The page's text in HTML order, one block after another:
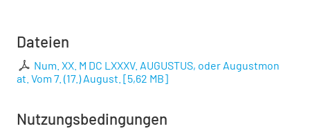
Dateien
Num. XX. M DC LXXXV. AUGUSTUS, oder Augustmon
at. Vom 7. (17.) August. [5,62 MB]
Nutzungsbedingungen